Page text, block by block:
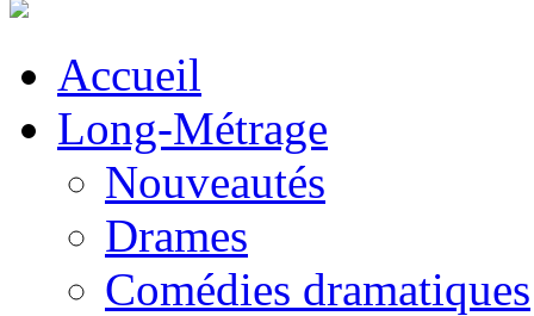
Accueil
Long-Métrage
Nouveautés
Drames
Comédies dramatiques